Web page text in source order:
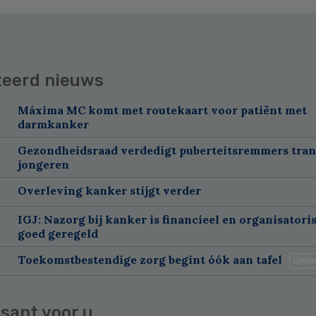
nieuws
Máxima MC komt met routekaart voor patiënt met
darmkanker
Gezondheidsraad verdedigt puberteitsremmers
jongeren
Overleving kanker stijgt verder
IGJ: Nazorg bij kanker is financieel en
goed geregeld
Toekomstbestendige zorg begint óók aan tafel